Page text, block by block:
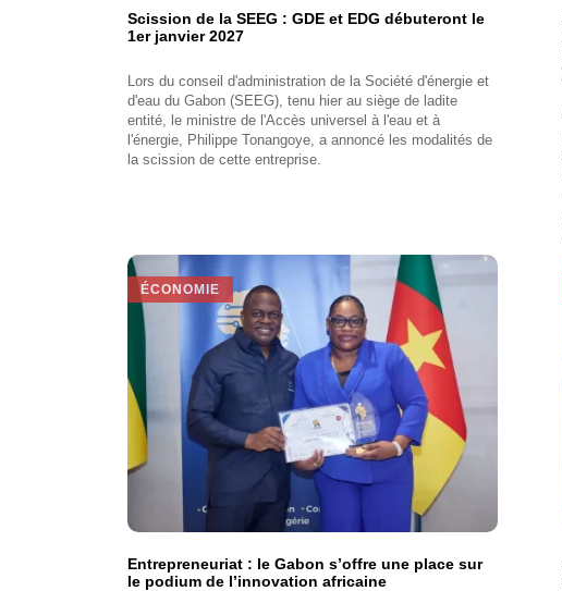
Scission de la SEEG : GDE et EDG débuteront le
1er janvier 2027
Lors du conseil d'administration de la Société d'énergie et
d'eau du Gabon (SEEG), tenu hier au siège de ladite
entité, le ministre de l'Accès universel à l'eau et à
l'énergie, Philippe Tonangoye, a annoncé les modalités de
la scission de cette entreprise.
ÉCONOMIE
Entrepreneuriat : le Gabon s’offre une place sur
le podium de l’innovation africaine